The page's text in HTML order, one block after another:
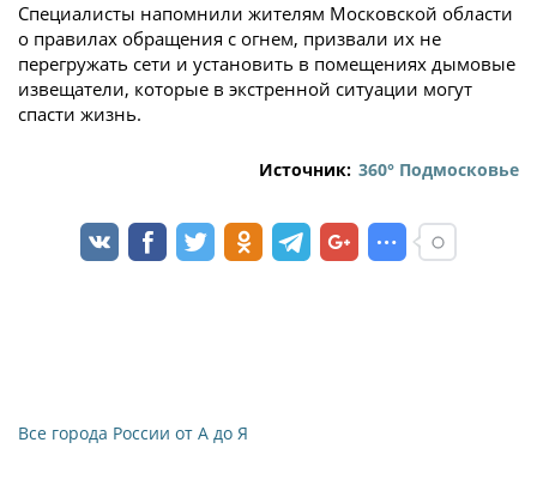
Специалисты напомнили жителям Московской области
о правилах обращения с огнем, призвали их не
перегружать сети и установить в помещениях дымовые
извещатели, которые в экстренной ситуации могут
спасти жизнь.
Источник: 360° Подмосковье
Все города России от А до Я